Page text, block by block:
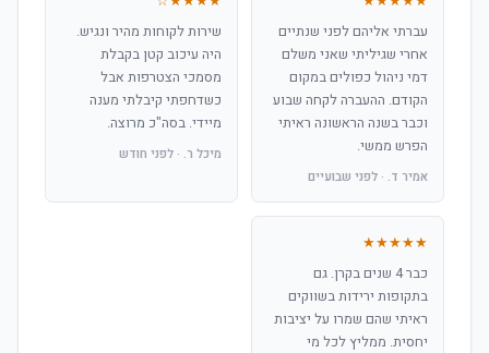
עברתי אליהם לפני שנתיים
אחרי שגיליתי שאני משלם
דמי ניהול כפולים במקום
הקודם. ההעברה לקחה שבוע
וכבר בשנה הראשונה ראיתי
הפרש ממשי.
אמיר ד. · לפני שבועיים
שירות לקוחות מהיר ונגיש.
היה עיכוב קטן בקבלת
מסמכי הצטרפות אבל
כשדחפתי קיבלתי מענה
מיידי. בסה"כ מרוצה.
מיכל ר. · לפני חודש
★★★★★
כבר 4 שנים בקרן. גם
בתקופות ירידות בשווקים
ראיתי שהם שמרו על יציבות
יחסית. ממליץ לכל מי